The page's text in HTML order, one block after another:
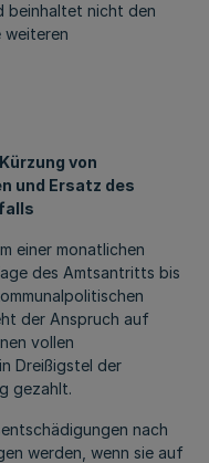
beinhaltet nicht den
weiteren
von
und Ersatz des
einer monatlichen
des Amtsantritts bis
der Anspruch auf
vollen
Dreißigstel der
gezahlt.
nach
werden, wenn sie auf